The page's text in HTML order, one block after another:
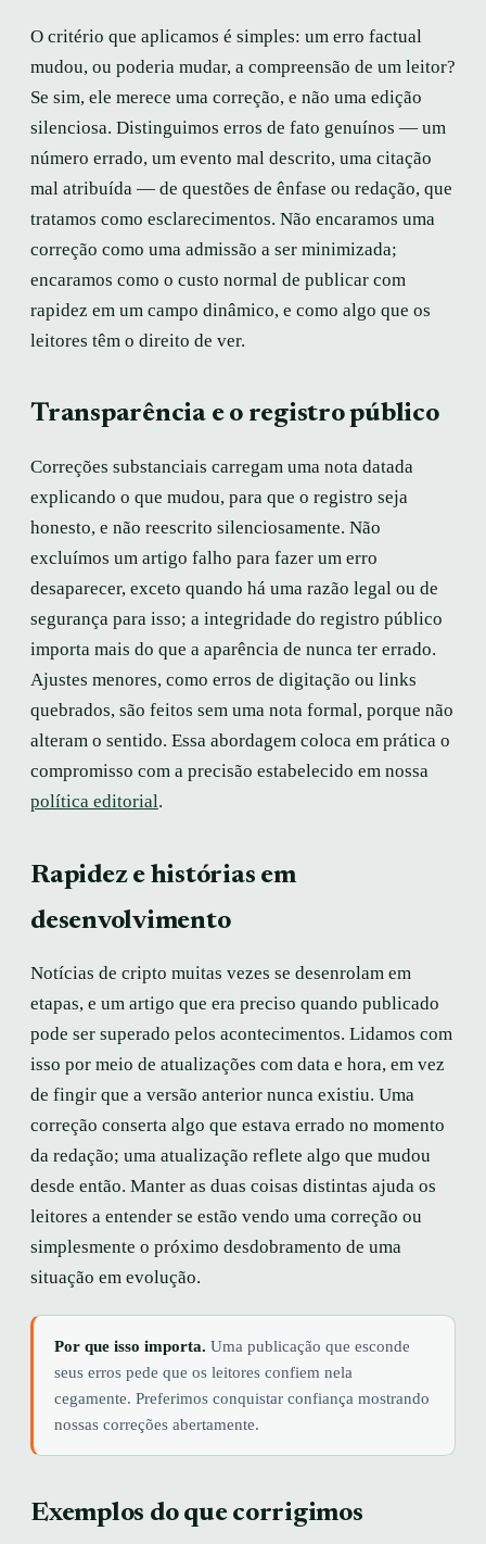
O critério que aplicamos é simples: um erro factual
mudou, ou poderia mudar, a compreensão de um leitor?
Se sim, ele merece uma correção, e não uma edição
silenciosa. Distinguimos erros de fato genuínos — um
número errado, um evento mal descrito, uma citação
mal atribuída — de questões de ênfase ou redação, que
tratamos como esclarecimentos. Não encaramos uma
correção como uma admissão a ser minimizada;
encaramos como o custo normal de publicar com
rapidez em um campo dinâmico, e como algo que os
leitores têm o direito de ver.
Transparência e o registro público
Correções substanciais carregam uma nota datada
explicando o que mudou, para que o registro seja
honesto, e não reescrito silenciosamente. Não
excluímos um artigo falho para fazer um erro
desaparecer, exceto quando há uma razão legal ou de
segurança para isso; a integridade do registro público
importa mais do que a aparência de nunca ter errado.
Ajustes menores, como erros de digitação ou links
quebrados, são feitos sem uma nota formal, porque não
alteram o sentido. Essa abordagem coloca em prática o
compromisso com a precisão estabelecido em nossa
política editorial.
Rapidez e histórias em
desenvolvimento
Notícias de cripto muitas vezes se desenrolam em
etapas, e um artigo que era preciso quando publicado
pode ser superado pelos acontecimentos. Lidamos com
isso por meio de atualizações com data e hora, em vez
de fingir que a versão anterior nunca existiu. Uma
correção conserta algo que estava errado no momento
da redação; uma atualização reflete algo que mudou
desde então. Manter as duas coisas distintas ajuda os
leitores a entender se estão vendo uma correção ou
simplesmente o próximo desdobramento de uma
situação em evolução.
Por que isso importa. Uma publicação que esconde
seus erros pede que os leitores confiem nela
cegamente. Preferimos conquistar confiança mostrando
nossas correções abertamente.
Exemplos do que corrigimos